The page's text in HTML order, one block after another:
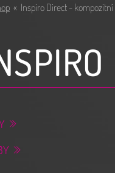
« Inspiro Direct -